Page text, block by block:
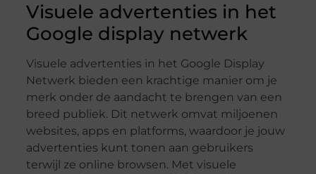
Visuele advertenties in het
Google display netwerk
Visuele advertenties in het Google Display
Netwerk bieden een krachtige manier om je
merk onder de aandacht te brengen van een
breed publiek. Dit netwerk omvat miljoenen
websites, apps en platforms, waardoor je jouw
advertenties kunt tonen aan gebruikers
terwijl ze online browsen. Met visuele